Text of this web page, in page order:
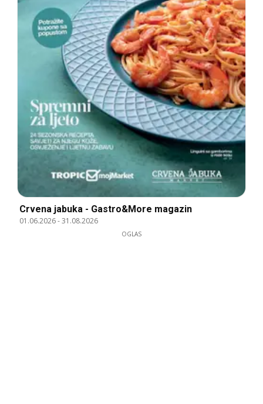
Crvena jabuka - Gastro&More magazin
01.06.2026-31.08.2026
OGLAS